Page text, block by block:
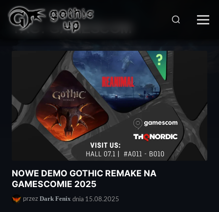
STRONA GŁÓWNA >
TAG: GAMESCOM
NOWE DEMO GOTHIC REMAKE NA
GAMESCOMIE 2025
przez Dark Fenix dnia 15.08.2025